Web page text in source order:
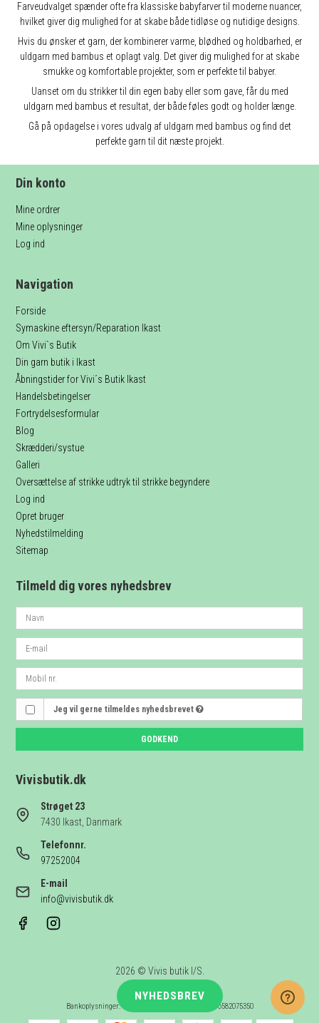
Farveudvalget spænder ofte fra klassiske babyfarver til moderne nuancer,
hvilket giver dig mulighed for at skabe både tidløse og nutidige designs.
Hvis du ønsker et garn, der kombinerer varme, blødhed og holdbarhed, er
uldgarn med bambus et oplagt valg. Det giver dig mulighed for at skabe
smukke og komfortable projekter, som er perfekte til babyer.
Uanset om du strikker til din egen baby eller som gave, får du med
uldgarn med bambus et resultat, der både føles godt og holder længe.
Gå på opdagelse i vores udvalg af uldgarn med bambus og find det
perfekte garn til dit næste projekt.
Din konto
Mine ordrer
Mine oplysninger
Log ind
Navigation
Forside
Symaskine eftersyn/Reparation Ikast
Om Vivi`s Butik
Din garn butik i Ikast
Åbningstider for Vivi´s Butik Ikast
Handelsbetingelser
Fortrydelsesformular
Blog
Skrædderi/systue
Galleri
Oversættelse af strikke udtryk til strikke begyndere
Log ind
Opret bruger
Nyhedstilmelding
Sitemap
Tilmeld dig vores nyhedsbrev
Jeg vil gerne tilmeldes nyhedsbrevet
GODKEND
Vivisbutik.dk
Strøget 23
7430 Ikast, Danmark
Telefonnr.
97252004
E-mail
info@vivisbutik.dk
2026 © Vivis butik I/S.
Bankoplysninger: Vestjysk Bank konto nr 0871 - 6582075350
NYHEDSBREV